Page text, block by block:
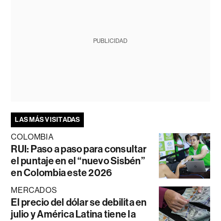
PUBLICIDAD
LAS MÁS VISITADAS
COLOMBIA
RUI: Paso a paso para consultar
el puntaje en el “nuevo Sisbén”
en Colombia este 2026
MERCADOS
El precio del dólar se debilita en
julio y América Latina tiene la